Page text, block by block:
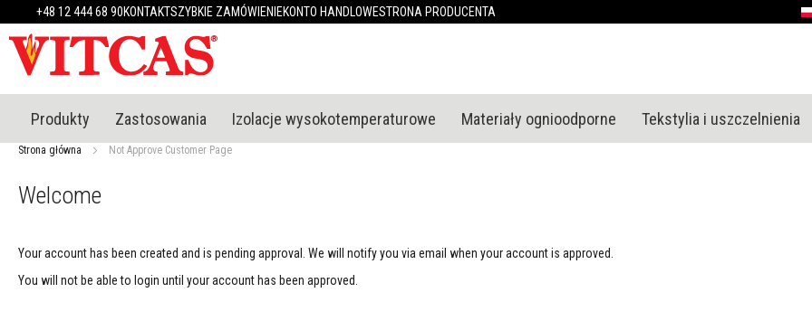
+48 12 444 68 90KONTAKTSZYBKIE ZAMÓWIENIEKONTO HANDLOWESTRONA PRODUCENTA
Produkty
Materiały
ognioodporne
Mastyki
kity
ogniotrwałe
Gładzie
ognioodporne
cementy
ogniotrwałe
Produkty Zastosowania Izolacje wysokotemperaturowe Materiały ognioodporne Tekstylia i uszczelnienia
Strona główna Not Approve Customer Page
Welcome
Your account has been created and is pending approval. We will notify you via email when your account is approved.
You will not be able to login until your account has been approved.